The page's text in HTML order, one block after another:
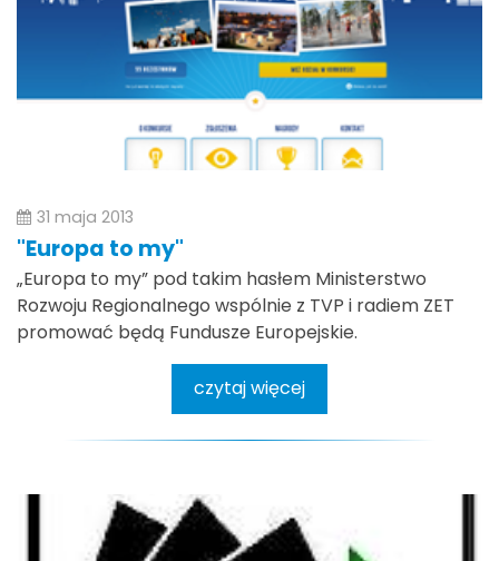
31 maja 2013
"Europa to my"
„Europa to my” pod takim hasłem Ministerstwo
Rozwoju Regionalnego wspólnie z TVP i radiem ZET
promować będą Fundusze Europejskie.
czytaj więcej